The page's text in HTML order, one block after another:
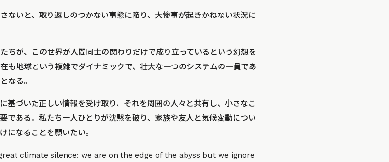
ないと、取り返しのつかない事態に陥り、大惨事が起きかねない状況に
ちが、この世界が人間同士の関わりだけで成り立っているという幻想を
も地球という複雑でダイナミックで、壮大な一つのシステムの一員であ
なる。
基づいた正しい情報を受け取り、それを周囲の人々と共有し、小さなこ
である。私たち一人ひとりが沈黙を破り、家族や友人と気候変動につい
になることを願いたい。
climate silence: we are on the edge of the abyss but we ignore